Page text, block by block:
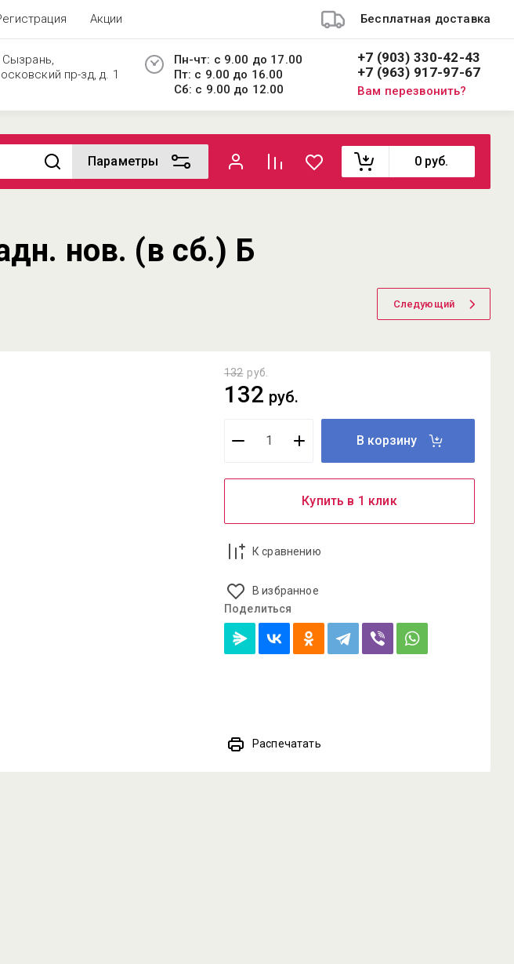
Акции Бесплатная доставка
Сызрань,
пр-зд, д. 1
Пн-чт: с 9.00 до 17.00
Пт: с 9.00 до 16.00
Сб: с 9.00 до 12.00
+7 (903) 330-42-43
+7 (963) 917-97-67
Вам перезвонить?
Параметры 0 руб.
нов. (в сб.) Б
Следующий
132 руб.
132 руб.
В корзину
Купить в 1 клик
К сравнению
В избранное
Поделиться
Распечатать